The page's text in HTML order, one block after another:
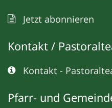
Jetzt abonnieren
Kontakt /
Kontakt -
Pfarr- und